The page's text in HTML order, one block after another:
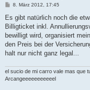
B
i
r
a
8. März 2012, 17:45
Es gibt natürlich noch die
Billigticket inkl.
bewilligt wird, organisiert
den Preis bei der
halt nur nicht ganz legal...
el sucio de mi carro vale mas que
Arcangeeeeeeeeeeel